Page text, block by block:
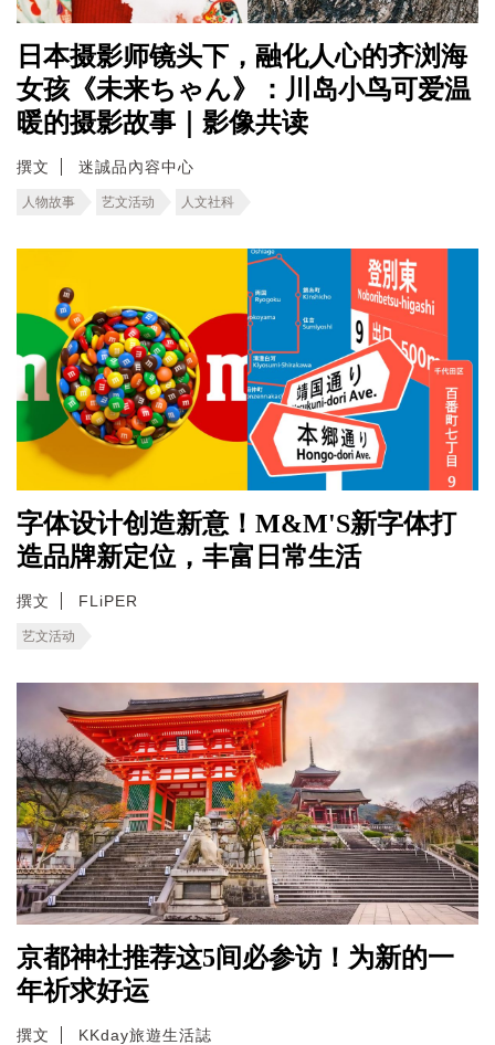
日本摄影师镜头下，融化人心的齐浏海
女孩《未来ちゃん》：川岛小鸟可爱温
暖的摄影故事｜影像共读
撰文 迷誠品內容中心
人物故事 艺文活动 人文社科
字体设计创造新意！M&M'S新字体打
造品牌新定位，丰富日常生活
撰文 FLiPER
艺文活动
京都神社推荐这5间必参访！为新的一
年祈求好运
撰文 KKday旅遊生活誌